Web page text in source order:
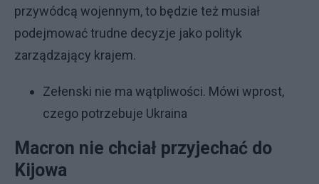
przywódcą wojennym, to będzie też musiał
podejmować trudne decyzje jako polityk
zarządzający krajem.
Zełenski nie ma wątpliwości. Mówi wprost,
czego potrzebuje Ukraina
Macron nie chciał przyjechać do
Kijowa